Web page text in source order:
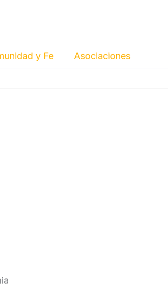
y Fe Asociaciones